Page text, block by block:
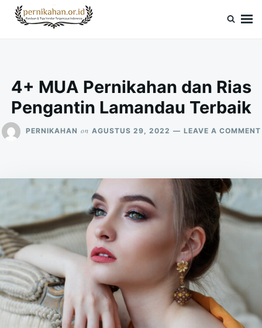
SkipSearch
for:
4+ MUA Pernikahan dan Rias
Pengantin Lamandau Terbaik
PERNIKAHAN on AGUSTUS 29, 2022 LEAVE A COMMENT